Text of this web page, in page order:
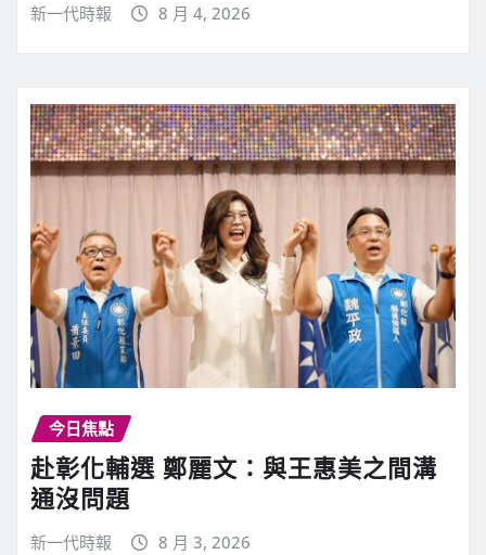
新一代時報 8 月 4, 2026
今日焦點
赴彰化輔選 鄭麗文：與王惠美之間溝
通沒問題
新一代時報 8 月 3, 2026